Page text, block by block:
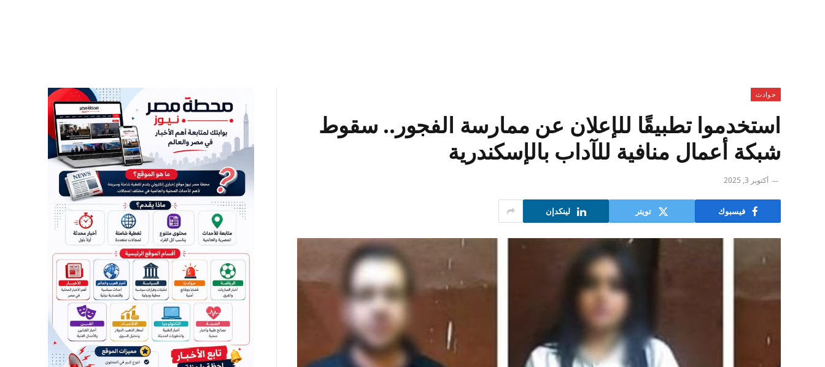
حوادث
استخدموا تطبيقًا للإعلان عن ممارسة الفجور.. سقوط
شبكة أعمال منافية للآداب بالإسكندرية
أكتوبر 3, 2025
فيسبوك تويتر لينكدإن